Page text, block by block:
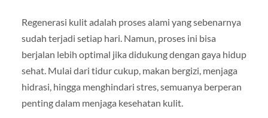
Regenerasi kulit adalah proses alami yang sebenarnya
sudah terjadi setiap hari. Namun, proses ini bisa
berjalan lebih optimal jika didukung dengan gaya hidup
sehat. Mulai dari tidur cukup, makan bergizi, menjaga
hidrasi, hingga menghindari stres, semuanya berperan
penting dalam menjaga kesehatan kulit.